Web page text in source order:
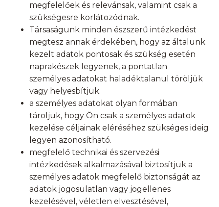
megfelelőek és relevánsak, valamint csak a
szükségesre korlátozódnak.
Társaságunk minden észszerű intézkedést
megtesz annak érdekében, hogy az általunk
kezelt adatok pontosak és szükség esetén
naprakészek legyenek, a pontatlan
személyes adatokat haladéktalanul töröljük
vagy helyesbítjük.
a személyes adatokat olyan formában
tároljuk, hogy Ön csak a személyes adatok
kezelése céljainak eléréséhez szükséges ideig
legyen azonosítható.
megfelelő technikai és szervezési
intézkedések alkalmazásával biztosítjuk a
személyes adatok megfelelő biztonságát az
adatok jogosulatlan vagy jogellenes
kezelésével, véletlen elvesztésével,